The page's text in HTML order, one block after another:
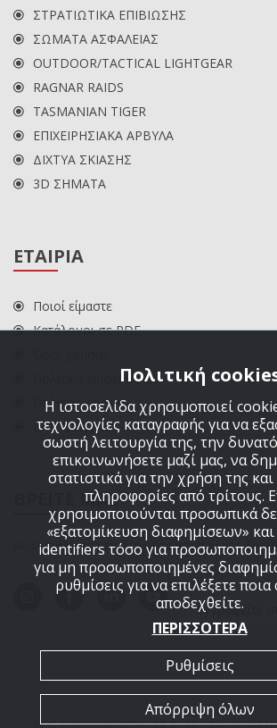
ΣΤΡΑΤΙΩΤΙΚΑ ΕΠΙΒΙΩΣΗΣ
ΣΩΜΑΤΑ ΑΣΦΑΛΕΙΑΣ
OUTDOOR/TACTICAL LIGHTGEAR
RAGNAR RAIDS
TASMANIAN TIGER
ΕΠΙΧΕΙΡΗΣΙΑΚΑ ΑΡΒΥΛΑ
ΔΙΧΤΥΑ ΣΚΙΑΣΗΣ
3D ΣΗΜΑΤΑ
ΕΤΑΙΡΙΑ
Ποιοί είμαστε
Κατάλογοι σε PDF
Πολιτική επιστροφών
Πολιτική cookies
ΕΠΙΚΟΙΝΩΝΙΑ
ΒΡΕΙΤΕ ΜΑΣ
Ακολουθήστε μας στα μέσα κοινωνικής
Εγγραφείτε
Πολιτική
Η ιστοσελίδα χρησιμοποιεί
τεχνολογίες καταγραφής για να
σωστή λειτουργία της, την
επικοινωνήσετε μαζί μας, να
στατιστικά για την χρήση της
πληροφορίες από τρίτους.
χρησιμοποιούνται προσωπικά
«εξατομίκευση διαφημίσεων»
identifiers τόσο για
για μη προσωποποιημένες
ρυθμίσεις για να επιλέξετε
αποδεχθείτε.
ΠΕΡΙΣΣΟΤΕΡΑ
Ρυθμίσεις
Απόρριψη όλων